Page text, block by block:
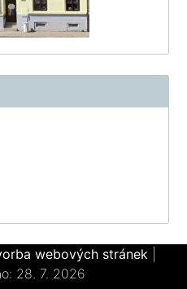
webových stránek
28. 7. 2026